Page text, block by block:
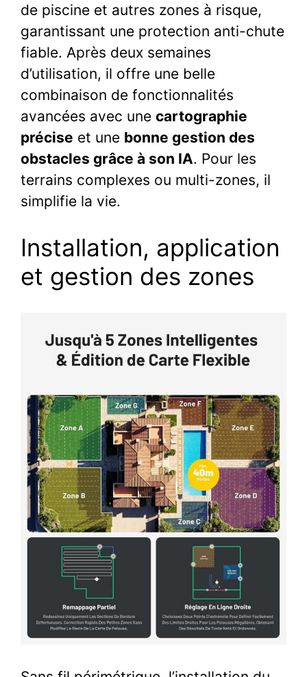
de piscine et autres zones à risque,
garantissant une protection anti-chute
fiable. Après deux semaines
d’utilisation, il offre une belle
combinaison de fonctionnalités
avancées avec une cartographie
précise et une bonne gestion des
obstacles grâce à son IA. Pour les
terrains complexes ou multi-zones, il
simplifie la vie.
Installation, application
et gestion des zones